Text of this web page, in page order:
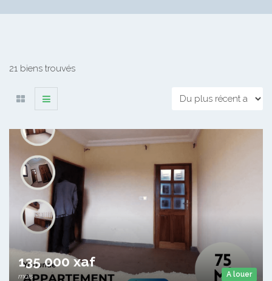
21 biens trouvés
A louer
135 000 xaf
mois